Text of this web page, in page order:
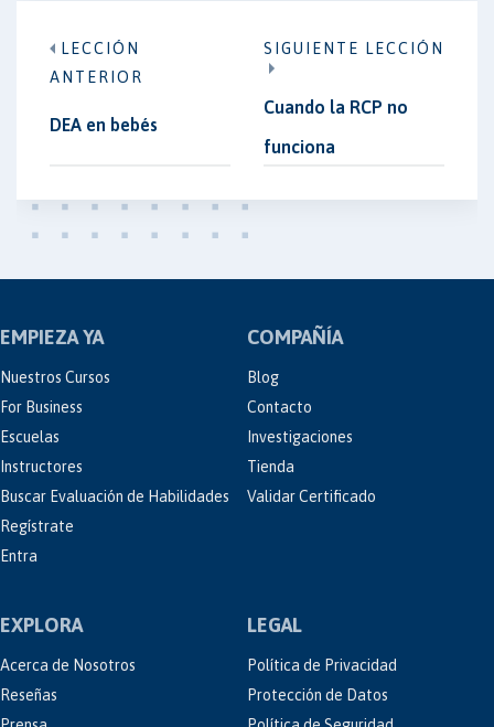
LECCIÓN
ANTERIOR
DEA en bebés
SIGUIENTE LECCIÓN
Cuando la RCP no
funciona
EMPIEZA YA
Nuestros Cursos
For Business
Escuelas
Instructores
Buscar Evaluación de Habilidades
Regístrate
Entra
COMPAÑÍA
Blog
Contacto
Investigaciones
Tienda
Validar Certificado
EXPLORA
Acerca de Nosotros
Reseñas
LEGAL
Política de Privacidad
Protección de Datos